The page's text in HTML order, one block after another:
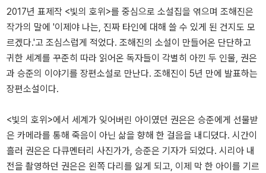
2017년 표제작 <빛의 호위>를 중심으로 소설집을 엮으며 조해진은
작가의 말에 '이제야 나는, 진짜 타인에 대해 쓸 수 있게 된 건지도 모
르겠다.'고 조심스럽게 적었다. 조해진의 소설이 만들어온 단단하고
귀한 세계를 꾸준히 따라 읽어온 독자들이 각별히 아낀 두 인물, 권은
과 승준의 이야기를 장편소설로 만난다. 조해진이 5년 만에 발표하는
장편소설이다.
<빛의 호위>에서 세계가 잊어버린 아이였던 권은은 승준에게 선물받
은 카메라를 통해 죽음이 아닌 삶을 향해 한 걸음을 내디뎠다. 시간이
흘러 권은은 다큐멘터리 사진가가, 승준은 기자가 되었다. 시리아 내
전을 촬영하던 권은은 왼쪽 다리를 잃게 되고, 이제 막 한 아이를 기르